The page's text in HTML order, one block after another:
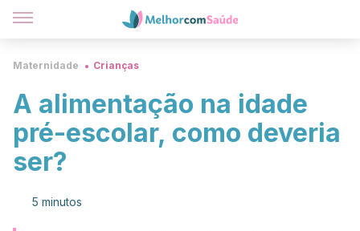
Maternidade Crianças
A alimentação na idade
pré-escolar, como deveria
ser?
5 minutos